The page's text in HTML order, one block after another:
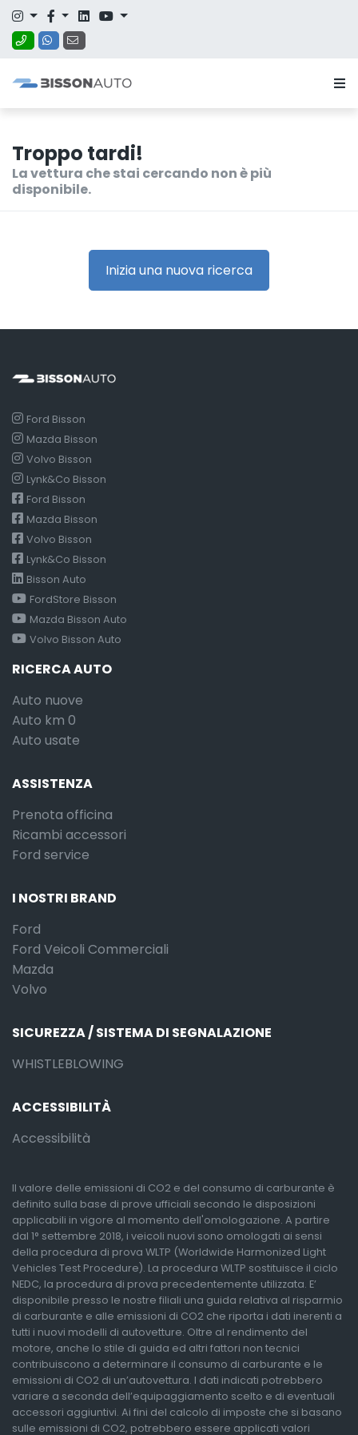
Troppo tardi!
La vettura che stai cercando non è più
disponibile.
Inizia una nuova ricerca
Ford Bisson
Mazda Bisson
Volvo Bisson
Lynk&Co Bisson
Ford Bisson
Mazda Bisson
Volvo Bisson
Lynk&Co Bisson
Bisson Auto
FordStore Bisson
Mazda Bisson Auto
Volvo Bisson Auto
RICERCA AUTO
Auto nuove
Auto km 0
Auto usate
ASSISTENZA
Prenota officina
Ricambi accessori
Ford service
I NOSTRI BRAND
Ford
Ford Veicoli Commerciali
Mazda
Volvo
SICUREZZA / SISTEMA DI SEGNALAZIONE
WHISTLEBLOWING
ACCESSIBILITÀ
Accessibilità
Il valore delle emissioni di CO2 e del consumo di carburante è
definito sulla base di prove ufficiali secondo le disposizioni
applicabili in vigore al momento dell'omologazione. A partire
dal 1° settembre 2018, i veicoli nuovi sono omologati ai sensi
della procedura di prova WLTP (Worldwide Harmonized Light
Vehicles Test Procedure). La procedura WLTP sostituisce il ciclo
NEDC, la procedura di prova precedentemente utilizzata. E’
disponibile presso le nostre filiali una guida relativa al risparmio
di carburante e alle emissioni di CO2 che riporta i dati inerenti a
tutti i nuovi modelli di autovetture. Oltre al rendimento del
motore, anche lo stile di guida ed altri fattori non tecnici
contribuiscono a determinare il consumo di carburante e le
emissioni di CO2 di un’autovettura. I dati indicati potrebbero
variare a seconda dell’equipaggiamento scelto e di eventuali
accessori aggiuntivi. Ai fini del calcolo di imposte che si basano
sulle emissioni di CO2, potrebbero essere applicati valori